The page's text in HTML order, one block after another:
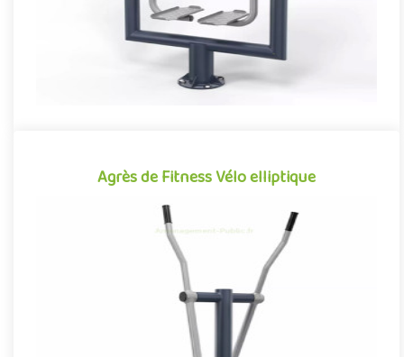
Agrès de Fitness Vélo elliptique
Agrès de Fitness Vélo elliptique
Agrès de fitness de plein air conjuguant activités sportives et
expériences ludiques, le Vélo elliptique se démarque par son ..
Offre partenaire